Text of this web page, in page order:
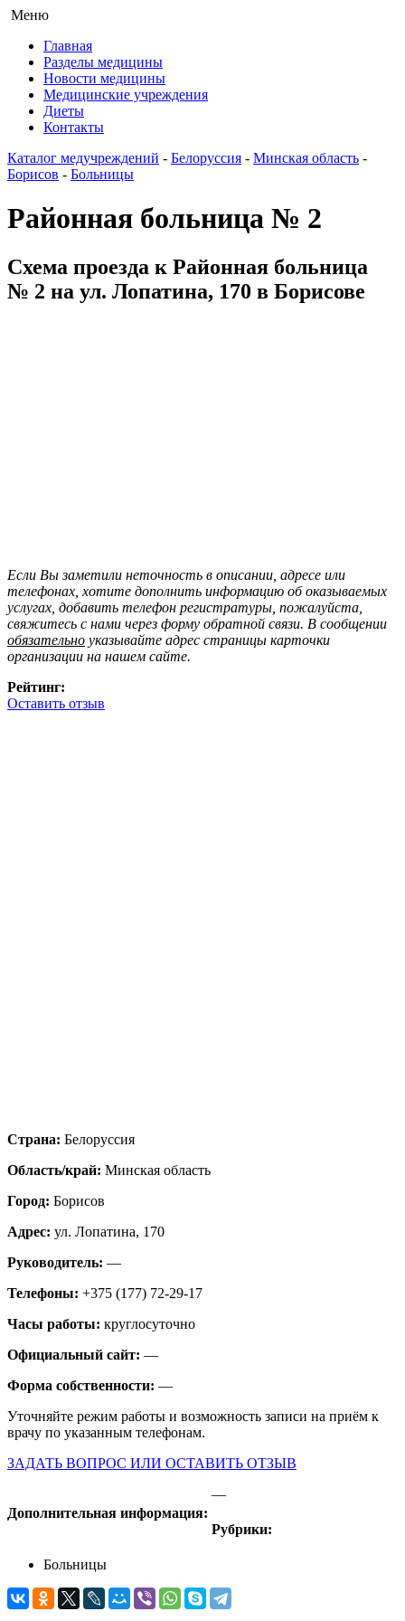
Меню
Главная
Разделы медицины
Новости медицины
Медицинские учреждения
Диеты
Контакты
Каталог медучреждений - Белоруссия - Минская область -
Борисов - Больницы
Районная больница № 2
Схема проезда к Районная больница
№ 2 на ул. Лопатина, 170 в Борисове
Если Вы заметили неточность в описании, адресе или
телефонах, хотите дополнить информацию об оказываемых
услугах, добавить телефон регистратуры, пожалуйста,
свяжитесь с нами через форму обратной связи. В сообщении
обязательно указывайте адрес страницы карточки
организации на нашем сайте.
Рейтинг:
Оставить отзыв
Страна: Белоруссия
Область/край: Минская область
Город: Борисов
Адрес: ул. Лопатина, 170
Руководитель: —
Телефоны: +375 (177) 72-29-17
Часы работы: круглосуточно
Официальный сайт: —
Форма собственности: —
Уточняйте режим работы и возможность записи на приём к
врачу по указанным телефонам.
ЗАДАТЬ ВОПРОС ИЛИ ОСТАВИТЬ ОТЗЫВ
Дополнительная информация:
—
Рубрики:
Больницы